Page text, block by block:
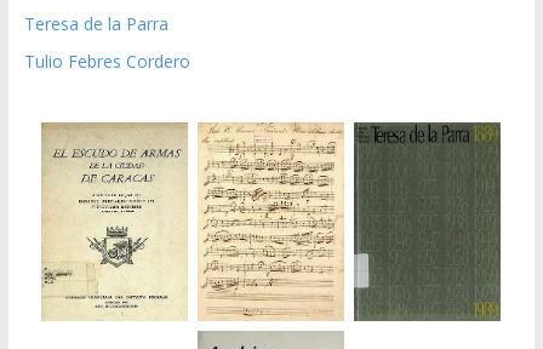
Teresa de la Parra
Tulio Febres Cordero